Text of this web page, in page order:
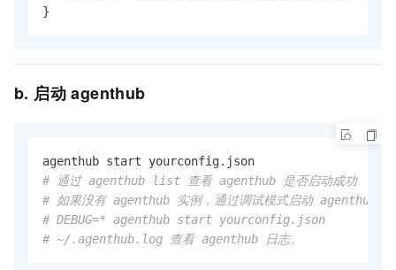
}
b. 启动 agenthub
# 通过 agenthub list 查看 agenthub 是否启动成功
# 如果没有 agenthub 实例，通过调试模式启动 agenthub：
# DEBUG=* agenthub start yourconfig.json
# ~/.agenthub.log 查看 agenthub 日志。